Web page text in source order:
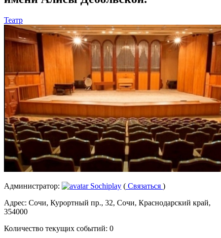
Театр
Администратор: Sochiplay ( Связаться )
Адрес: Сочи, Курортный пр., 32, Сочи, Краснодарский край,
354000
Количество текущих событий: 0